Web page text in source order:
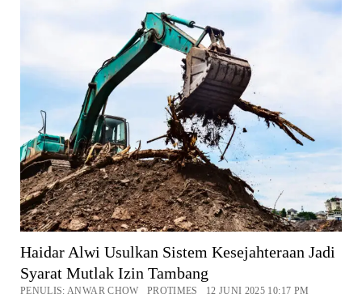
Haidar Alwi Usulkan Sistem Kesejahteraan Jadi
Syarat Mutlak Izin Tambang
PENULIS: ANWAR CHOW PROTIMES 12 JUNI 2025 10:17 PM